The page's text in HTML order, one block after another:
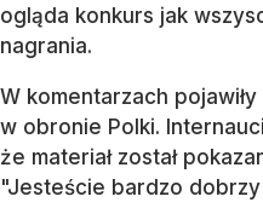
ogląda konkurs jak
nagrania.
W komentarzach
w obronie Polki.
że materiał został
"Jesteście bardzo